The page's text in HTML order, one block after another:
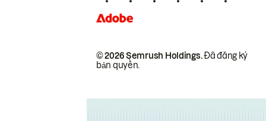
© 2026 Semrush Holdings.Đã đăng ký
bản quyền.